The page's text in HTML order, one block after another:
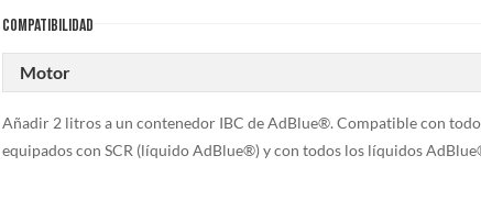
COMPATIBILIDAD
Motor
Añadir 2 litros a un contenedor IBC de AdBlue®. Compatible con
equipados con SCR (líquido AdBlue®) y con todos los líquidos